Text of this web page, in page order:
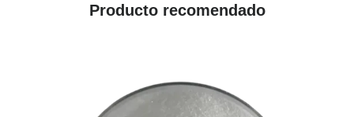
Producto recomendado